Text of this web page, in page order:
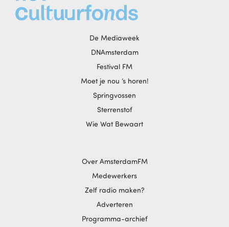
De Mediaweek
DNAmsterdam
Festival FM
Moet je nou ‘s horen!
Springvossen
Sterrenstof
Wie Wat Bewaart
Over AmsterdamFM
Medewerkers
Zelf radio maken?
Adverteren
Programma-archief